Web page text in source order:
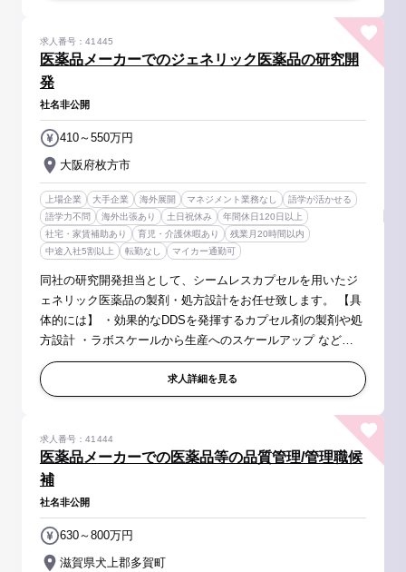
医薬品メーカーでのジェネリック医薬品の研究開
発
求人番号：41445
社名非公開
大阪府枚方市
410～550万円
上場企業 大手企業 海外展開 マネジメント業務なし
語学が活かせる
語学力不問
海外出張あり 土日祝休み
年間休日120日以上
社宅・家賃補助あり
育児・介護休暇あり
残業月20時間以内
中途入社5割以上
転勤なし マイカー通勤可
同社の研究開発担当として、シームレスカプセルを用いたジ
ェネリック医薬品の製剤・処方設計をお任せ致します。 【具
体的には】 ・効果的なDDSを発揮するカプセル剤の製剤や処
方設計 ・ラボスケールから生産へのスケールアップ など
【製品に関して】 ・シームレスカプセルについて 同社「シー
ムレスカプセル...
求人詳細を見る
医薬品メーカーでの医薬品等の品質管理/管理職候
補
求人番号：41444
社名非公開
滋賀県犬上郡多賀町
630～800万円